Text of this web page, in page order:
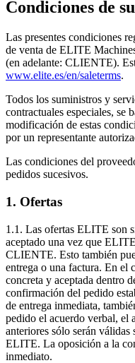
Condiciones de
Las presentes condiciones
de venta de ELITE
(en adelante: CLIENTE).
www.elite.es/en/saleterms.
Todos los suministros y
contractuales especiales, se
modificación de estas
por un representante
Las condiciones del
pedidos sucesivos.
1. Ofertas
1.1. Las ofertas ELITE son
aceptado una vez que
CLIENTE. Esto también
entrega o una factura. En el
concreta y aceptada dentro
confirmación del pedido
de entrega inmediata,
pedido el acuerdo verbal, el
anteriores sólo serán
ELITE. La oposición a la
inmediato.